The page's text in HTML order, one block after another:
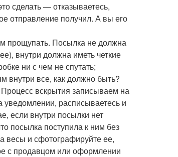
сделать — отказываетесь,
отправление получил. А вы его
прощупать. Посылка не должна
внутри должна иметь четкие
ни с чем не спутать;
внутри все, как должно быть?
вскрытия записываем на
уведомлении, расписываетесь и
если внутри посылки нет
посылка поступила к ним без
весы и сфотографируйте ее,
с продавцом или оформлении